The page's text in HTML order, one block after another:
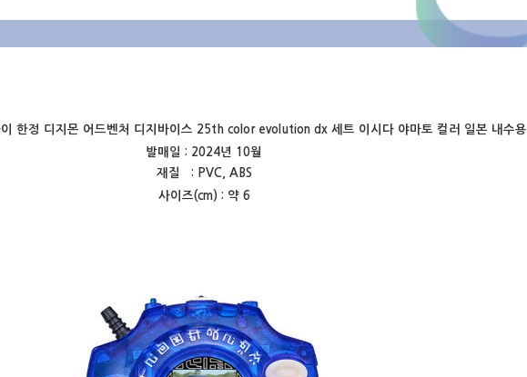
한정 디지몬 어드벤처 디지바이스 25th color evolution dx 세트 이시다 야마토 컬러 일본 내수용
발매일 : 2024년 10월
재질 : PVC, ABS
사이즈(cm) : 약 6